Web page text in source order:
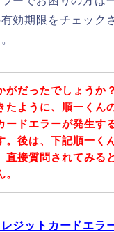
効期限をチェック
がだったでしょうか
たように、順一くん
ードエラーが発生す
。後は、下記順一く
直接質問されてみる
。
ジットカードエラ